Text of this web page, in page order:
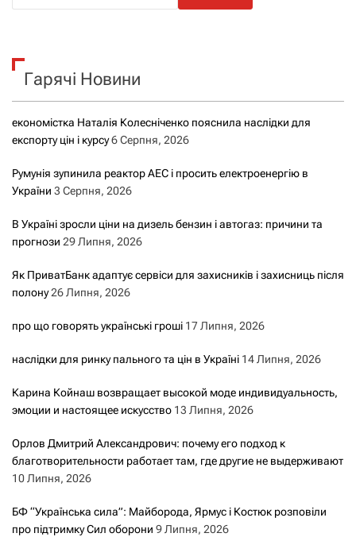
к
Гарячі Новини
економістка Наталія Колесніченко пояснила наслідки для
експорту цін і курсу6 Серпня, 2026
Румунія зупинила реактор АЕС і просить електроенергію в
України 3 Серпня, 2026
В Україні зросли ціни на дизель бензин і автогаз: причини та
прогнози 29 Липня, 2026
Як ПриватБанк адаптує сервіси для захисників і захисниць після
полону26 Липня, 2026
про що говорять українські гроші 17 Липня, 2026
наслідки для ринку пального та цін в Україні 14 Липня, 2026
Карина Койнаш возвращает высокой моде индивидуальность,
эмоции и настоящее искусство 13 Липня, 2026
Орлов Дмитрий Александрович: почему его подход к
благотворительности работает там, где другие не выдерживают
10 Липня, 2026
БФ “Українська сила”: Майборода, Ярмус і Костюк розповіли
про підтримку Сил оборони 9 Липня, 2026